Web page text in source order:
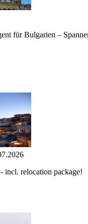
für Bulgarien –
incl. relocation package!